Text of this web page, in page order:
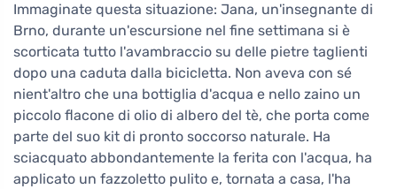
Immaginate questa situazione: Jana, un'insegnante di
Brno, durante un'escursione nel fine settimana si è
scorticata tutto l'avambraccio su delle pietre taglienti
dopo una caduta dalla bicicletta. Non aveva con sé
nient'altro che una bottiglia d'acqua e nello zaino un
piccolo flacone di olio di albero del tè, che porta come
parte del suo kit di pronto soccorso naturale. Ha
sciacquato abbondantemente la ferita con l'acqua, ha
applicato un fazzoletto pulito e, tornata a casa, l'ha